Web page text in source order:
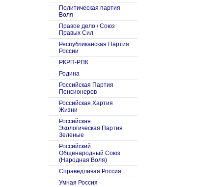
Политическая партия
Воля
Правое дело / Союз
Правых Сил
Республиканская Партия
России
РКРП-РПК
Родина
Российская Партия
Пенсионеров
Российская Хартия
Жизни
Российская
Экологическая Партия
Зеленые
Российский
Общенародный Союз
(Народная Воля)
Справедливая Россия
Умная Россия